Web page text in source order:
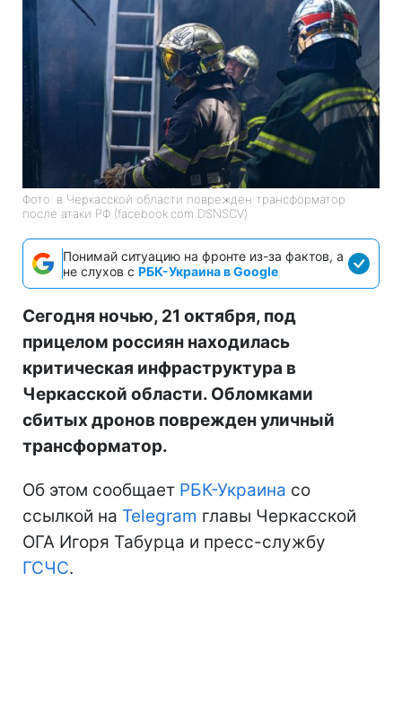
Фото: в Черкасской области поврежден трансформатор
после атаки РФ (facebook.com DSNSCV)
Понимай ситуацию на фронте из-за фактов, а
не слухов с РБК-Украина в Google
Сегодня ночью, 21 октября, под
прицелом россиян находилась
критическая инфраструктура в
Черкасской области. Обломками
сбитых дронов поврежден уличный
трансформатор.
Об этом сообщает РБК-Украина со
ссылкой на Telegram главы Черкасской
ОГА Игоря Табурца и пресс-службу
ГСЧС.